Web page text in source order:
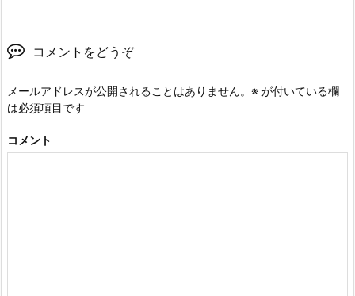
コメントをどうぞ
メールアドレスが公開されることはありません。 ※ が付いている欄
は必須項目です
コメント